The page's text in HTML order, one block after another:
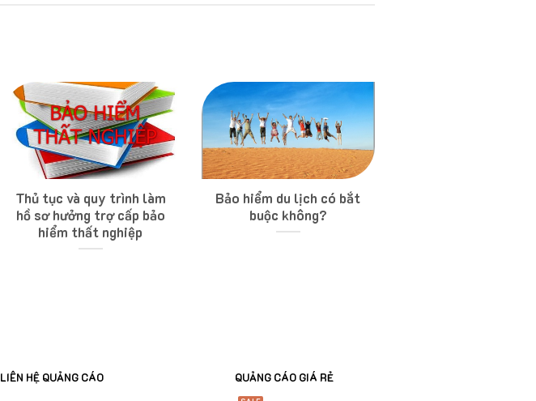
Thủ tục và quy trình làm
hồ sơ hưởng trợ cấp bảo
hiểm thất nghiệp
Bảo hiểm du lịch có bắt
buộc không?
LIÊN HỆ QUẢNG CÁO QUẢNG CÁO GIÁ RẺ